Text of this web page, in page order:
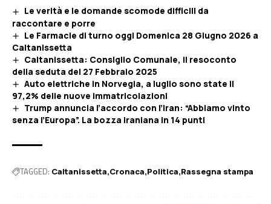
Le verità e le domande scomode difficili da
raccontare e porre
Le Farmacie di turno oggi Domenica 28 Giugno 2026 a
Caltanissetta
Caltanissetta: Consiglio Comunale, il resoconto
della seduta del 27 Febbraio 2025
Auto elettriche in Norvegia, a luglio sono state il
97,2% delle nuove immatricolazioni
Trump annuncia l’accordo con l’Iran: “Abbiamo vinto
senza l’Europa”. La bozza iraniana in 14 punti
TAGGED: Caltanissetta Cronaca Politica Rassegna stampa